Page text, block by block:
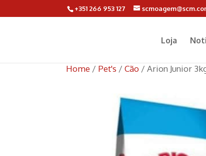
+351 266 953 127
Loja
Home / Pet's / Cão / Arion Junior